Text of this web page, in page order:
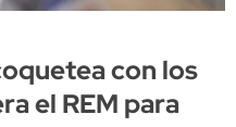
con los
el REM para